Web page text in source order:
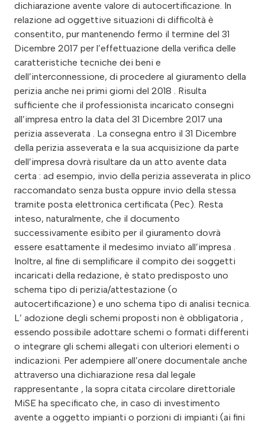
dichiarazione avente valore di autocertificazione. In
relazione ad oggettive situazioni di difficoltà è
consentito, pur mantenendo fermo il termine del 31
Dicembre 2017 per l’effettuazione della verifica delle
caratteristiche tecniche dei beni e
dell’interconnessione, di procedere al giuramento della
perizia anche nei primi giorni del 2018 . Risulta
sufficiente che il professionista incaricato consegni
all’impresa entro la data del 31 Dicembre 2017 una
perizia asseverata . La consegna entro il 31 Dicembre
della perizia asseverata e la sua acquisizione da parte
dell’impresa dovrà risultare da un atto avente data
certa : ad esempio, invio della perizia asseverata in plico
raccomandato senza busta oppure invio della stessa
tramite posta elettronica certificata (Pec). Resta
inteso, naturalmente, che il documento
successivamente esibito per il giuramento dovrà
essere esattamente il medesimo inviato all’impresa .
Inoltre, al fine di semplificare il compito dei soggetti
incaricati della redazione, è stato predisposto uno
schema tipo di perizia/attestazione (o
autocertificazione) e uno schema tipo di analisi tecnica.
L’ adozione degli schemi proposti non è obbligatoria ,
essendo possibile adottare schemi o formati differenti
o integrare gli schemi allegati con ulteriori elementi o
indicazioni. Per adempiere all’onere documentale anche
attraverso una dichiarazione resa dal legale
rappresentante , la sopra citata circolare direttoriale
MiSE ha specificato che, in caso di investimento
avente a oggetto impianti o porzioni di impianti (ai fini